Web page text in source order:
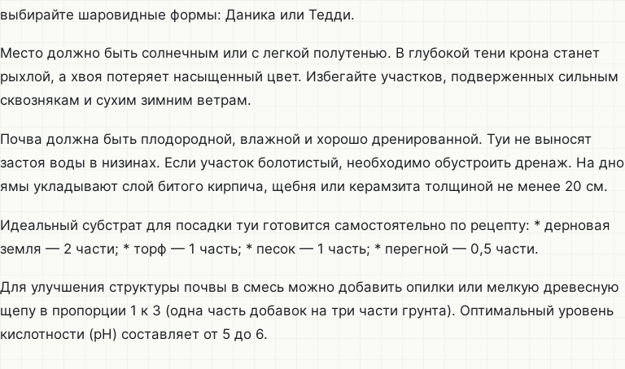
выбирайте шаровидные формы: Даника или Тедди.
Место должно быть солнечным или с легкой полутенью. В глубокой тени крона станет
рыхлой, а хвоя потеряет насыщенный цвет. Избегайте участков, подверженных сильным
сквознякам и сухим зимним ветрам.
Почва должна быть плодородной, влажной и хорошо дренированной. Туи не выносят
застоя воды в низинах. Если участок болотистый, необходимо обустроить дренаж. На дно
ямы укладывают слой битого кирпича, щебня или керамзита толщиной не менее 20 см.
Идеальный субстрат для посадки туи готовится самостоятельно по рецепту: * дерновая
земля — 2 части; * торф — 1 часть; * песок — 1 часть; * перегной — 0,5 части.
Для улучшения структуры почвы в смесь можно добавить опилки или мелкую древесную
щепу в пропорции 1 к 3 (одна часть добавок на три части грунта). Оптимальный уровень
кислотности (pH) составляет от 5 до 6.